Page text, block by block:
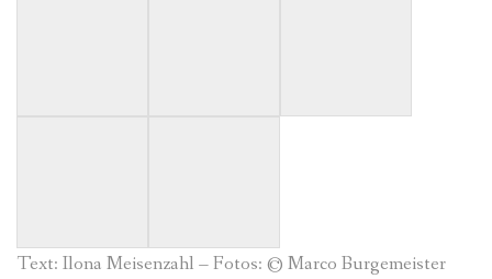
Text: Ilona Meisenzahl – Fotos: © Marco Burgemeister